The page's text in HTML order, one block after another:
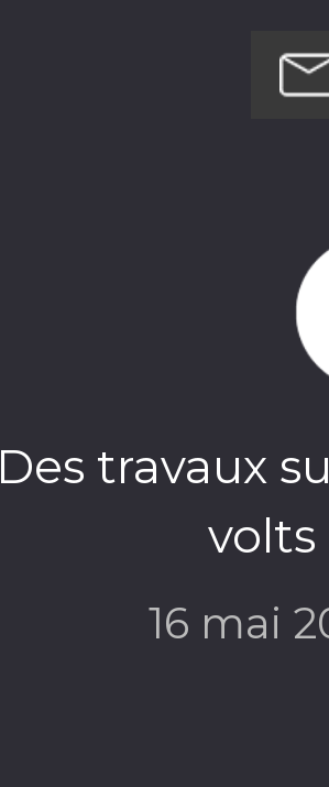
Des travaux
volts
16 mai